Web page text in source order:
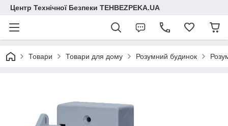
Центр Технічної Безпеки TEHBEZPEKA.UA
Товари Товари для дому Розумний будинок